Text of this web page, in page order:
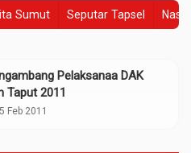
Sumut Seputar Tapsel
Pelaksanaa DAK
Taput 2011
Feb 2011